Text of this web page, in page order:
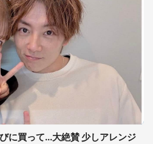
に買って...大絶賛 少しアレンジ